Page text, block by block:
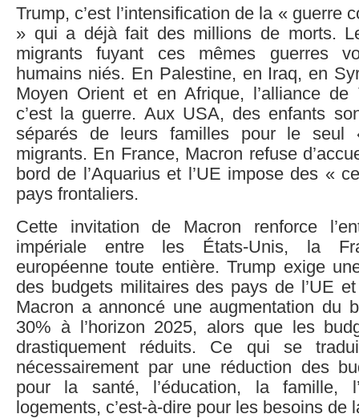
Trump, c’est l’intensification de la « guerre
» qui a déjà fait des millions de morts.
migrants fuyant ces mêmes guerres
humains niés. En Palestine, en Iraq, en
Moyen Orient et en Afrique, l’alliance de
c’est la guerre. Aux USA, des enfants
séparés de leurs familles pour le seul
migrants. En France, Macron refuse
bord de l’Aquarius et l’UE impose des «
pays frontaliers.
Cette invitation de Macron renforce
impériale entre les États-Unis, la
européenne toute entière. Trump exige
des budgets militaires des pays de l’UE
Macron a annoncé une augmentation du
30% à l’horizon 2025, alors que les
drastiquement réduits. Ce qui se
nécessairement par une réduction des
pour la santé, l’éducation, la famille,
logements, c’est-à-dire pour les besoins de